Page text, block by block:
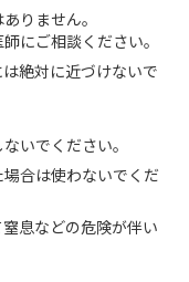
りません。
にご相談ください。
絶対に近づけないで
いでください。
合は使わないでくだ
息などの危険が伴い